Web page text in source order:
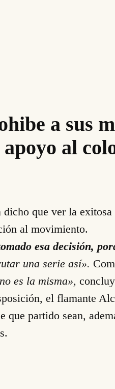
a sus
al
que ver la exitosa
al movimiento.
esa decisión,
una serie así».
es la misma»,
el flamante
que partido sean,